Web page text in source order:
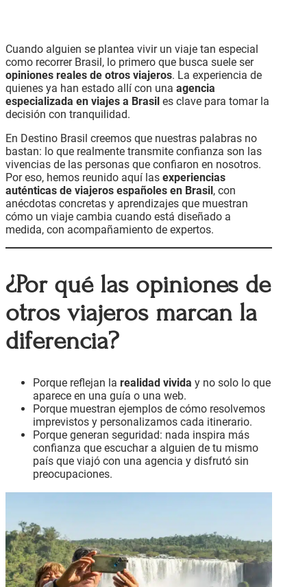
Cuando alguien se plantea vivir un viaje tan especial
como recorrer Brasil, lo primero que busca suele ser
opiniones reales de otros viajeros. La experiencia de
quienes ya han estado allí con una agencia
especializada en viajes a Brasil es clave para tomar la
decisión con tranquilidad.
En Destino Brasil creemos que nuestras palabras no
bastan: lo que realmente transmite confianza son las
vivencias de las personas que confiaron en nosotros.
Por eso, hemos reunido aquí las experiencias
auténticas de viajeros españoles en Brasil, con
anécdotas concretas y aprendizajes que muestran
cómo un viaje cambia cuando está diseñado a
medida, con acompañamiento de expertos.
¿Por qué las opiniones de
otros viajeros marcan la
diferencia?
Porque reflejan la realidad vivida y no solo lo que
aparece en una guía o una web.
Porque muestran ejemplos de cómo resolvemos
imprevistos y personalizamos cada itinerario.
Porque generan seguridad: nada inspira más
confianza que escuchar a alguien de tu mismo
país que viajó con una agencia y disfrutó sin
preocupaciones.